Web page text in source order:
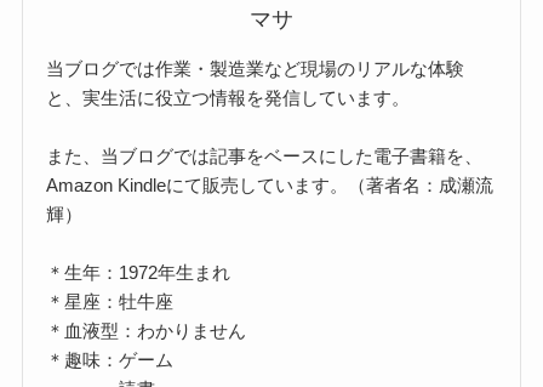
マサ
当ブログでは作業・製造業など現場のリアルな体験
と、実生活に役立つ情報を発信しています。
また、当ブログでは記事をベースにした電子書籍を、
Amazon Kindleにて販売しています。（著者名：成瀬流
輝）
＊生年：1972年生まれ
＊星座：牡牛座
＊血液型：わかりません
＊趣味：ゲーム